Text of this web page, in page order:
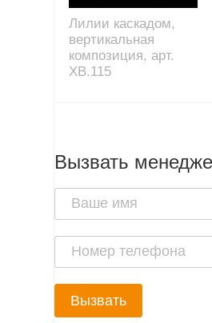
Лилии каскадом,
вертикальная
композиция, арт.
XB.115
Вызвать
Вызвать